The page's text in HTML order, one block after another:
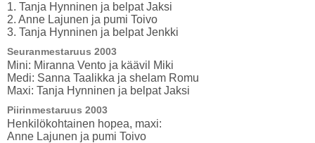
1. Tanja Hynninen ja belpat Jaksi
2. Anne Lajunen ja pumi Toivo
3. Tanja Hynninen ja belpat Jenkki
Seuranmestaruus 2003
Mini: Miranna Vento ja käävil Miki
Medi: Sanna Taalikka ja shelam Romu
Maxi: Tanja Hynninen ja belpat Jaksi
Piirinmestaruus 2003
Henkilökohtainen hopea, maxi:
Anne Lajunen ja pumi Toivo